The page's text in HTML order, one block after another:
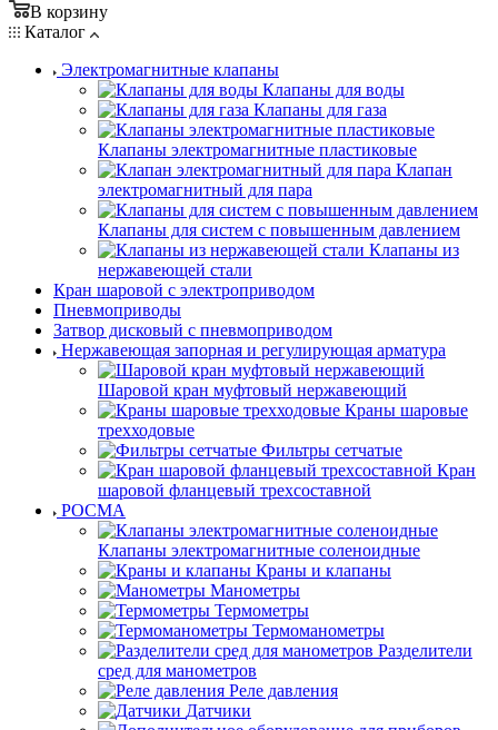
В корзину
Каталог
Электромагнитные клапаны
Клапаны для воды
Клапаны для газа
Клапаны электромагнитные пластиковые
Клапан
электромагнитный для пара
Клапаны для систем с повышенным давлением
Клапаны из
нержавеющей стали
Кран шаровой с электроприводом
Пневмоприводы
Затвор дисковый с пневмоприводом
Нержавеющая запорная и регулирующая арматура
Шаровой кран муфтовый нержавеющий
Краны шаровые
трехходовые
Фильтры сетчатые
Кран
шаровой фланцевый трехсоставной
РОСМА
Клапаны электромагнитные соленоидные
Краны и клапаны
Манометры
Термометры
Термоманометры
Разделители
сред для манометров
Реле давления
Датчики